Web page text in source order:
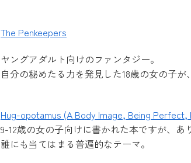
The Penkeepers
ヤングアダルト向けのファンタジー。
自分の秘めたる力を発見した18歳の女の子
Hug-opotamus (A Body Image, Being
9-12歳の女の子向けに書かれた本ですが、あ
誰にも当てはまる普遍的なテーマ。